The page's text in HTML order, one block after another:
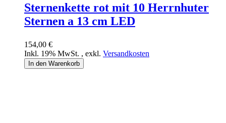
Sternenkette rot mit 10 Herrnhuter
Sternen a 13 cm LED
154,00 €
Inkl. 19% MwSt. , exkl. Versandkosten
In den Warenkorb